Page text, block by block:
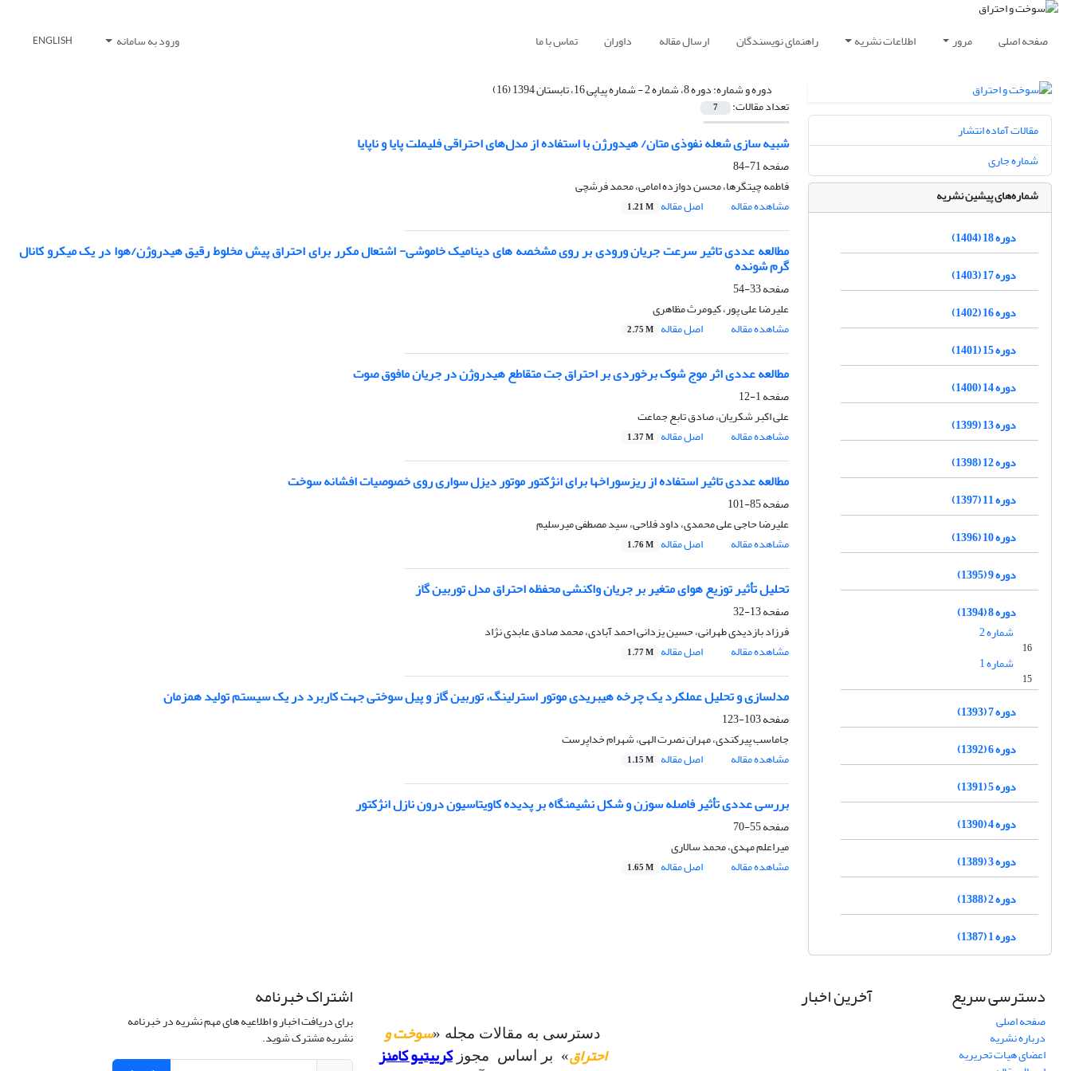
صفحه اصلی مرور اطلاعات نشریه راهنمای نویسندگان ارسال مقاله داوران تماس با ما ورود به سامانه ENGLISH
دوره و شماره:دوره 8، شماره 2 - شماره پیاپی 16، تابستان 1394 (16)
تعداد مقالات: 7
شبیه­ سازی شعله­ نفوذی متان/ هیدورژن با استفاده از مدل‌های احتراقی فلیملت پایا و ناپایا
صفحه71-84
فاطمه چیتگرها، محسن دوازده امامی، محمد فرشچی
مشاهده مقاله
اصل مقاله 1.21 M
مطالعه عددی تاثیر سرعت جریان ورودی بر روی مشخصه­ های دینامیک خاموشی- اشتعال مکرر برای احتراق پیش ­مخلوط رقیق هیدروژن/هوا در یک میکرو کانال
گرم شونده
صفحه33-54
علیرضا علی پور، کیومرث مظاهری
مشاهده مقاله
اصل مقاله 2.75 M
مطالعه عددی اثر موج شوک برخوردی بر احتراق جت متقاطع هیدروژن در جریان مافوق صوت
صفحه1-12
علی اکبر شکریان، صادق تابع جماعت
مشاهده مقاله
اصل مقاله 1.37 M
مطالعه عددی تاثیر استفاده از ریزسوراخ­ها برای انژکتور موتور دیزل سواری روی خصوصیات افشانه سوخت
صفحه85-101
علیرضا حاجی علی محمدی، داود فلاحی، سید مصطفی میرسلیم
مشاهده مقاله
اصل مقاله 1.76 M
تحلیل تأثیر توزیع هوای متغیر بر جریان واکنشی محفظه احتراق مدل توربین گاز
صفحه13-32
فرزاد بازدیدی طهرانی، حسین یزدانی احمد آبادی، محمد صادق عابدی نژاد
مشاهده مقاله
اصل مقاله 1.77 M
مدل­سازی و تحلیل عملکرد یک چرخه هیبریدی موتور استرلینگ، توربین گاز و پیل ­سوختی جهت کاربرد در یک سیستم تولید همزمان
صفحه103-123
جاماسب پیرکندی، مهران نصرت الهی، شهرام خداپرست
مشاهده مقاله
اصل مقاله 1.15 M
بررسی عددی تأثیر فاصله سوزن و شکل نشیمنگاه بر پدیده کاویتاسیون درون نازل انژکتور
صفحه55-70
میراعلم مهدی، محمد سالاری
مشاهده مقاله
اصل مقاله 1.65 M
مقالات آماده انتشار
شماره جاری
شماره‌های پیشین نشریه
دوره 18 (1404)
دوره 17 (1403)
دوره 16 (1402)
دوره 15 (1401)
دوره 14 (1400)
دوره 13 (1399)
دوره 12 (1398)
دوره 11 (1397)
دوره 10 (1396)
دوره 9 (1395)
دوره 8 (1394)
شماره 2
16
شماره 1
15
دوره 7 (1393)
دوره 6 (1392)
دوره 5 (1391)
دوره 4 (1390)
دوره 3 (1389)
دوره 2 (1388)
دوره 1 (1387)
دسترسی سریع
صفحه اصلی
درباره نشریه
اعضای هیات تحریریه
آخرین اخبار
دسترسی به مقالات مجله «سوخت و
احتراق» بر اساس مجوزکرییتیو کامنز
اشتراک خبرنامه
برای دریافت اخبار و اطلاعیه های مهم نشریه در خبرنامه
نشریه مشترک شوید.